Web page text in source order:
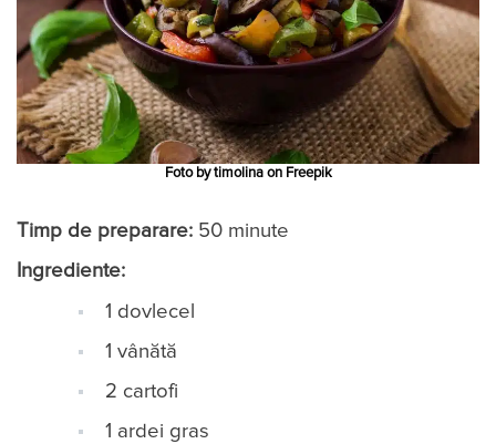
Foto by timolina on Freepik
Timp de preparare: 50 minute
Ingrediente:
1 dovlecel
1 vânătă
2 cartofi
1 ardei gras